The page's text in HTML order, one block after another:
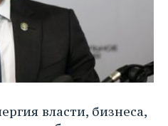
власти, бизнеса,